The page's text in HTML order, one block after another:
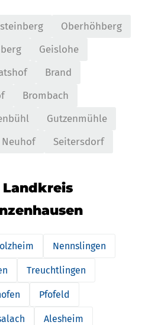
Oberhöhberg
Geislohe
Brand
Brombach
Gutzenmühle
Neuhof Seitersdorf
Nennslingen
Treuchtlingen
Pfofeld
Alesheim